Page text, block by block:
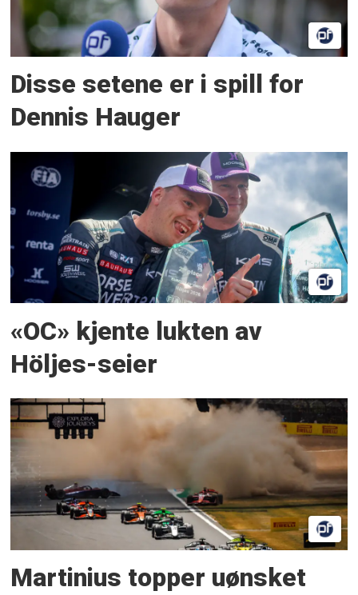
Disse setene er i spill for
Dennis Hauger
«OC» kjente lukten av
Höljes-seier
Martinius topper uønsket